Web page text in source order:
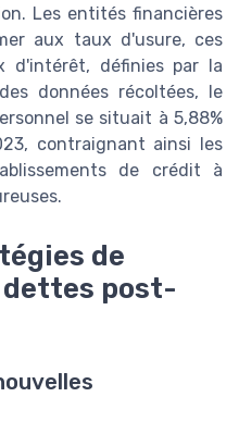
Les entités financières
aux taux d'usure, ces
d'intérêt, définies par la
données récoltées, le
se situait à 5,88%
contraignant ainsi les
de crédit à
de
post-